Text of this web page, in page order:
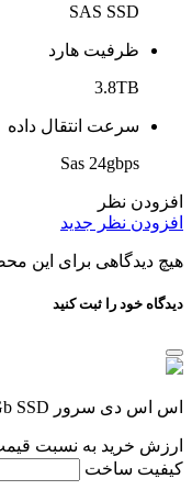
SAS SSD
ظرفیت هارد
3.8TB
سرعت انتقال داده
Sas 24gbps
افزودن نظر
افزودن نظر جدید
هیچ دیدگاهی برای این
دیدگاه خود را ثبت کنید
اس اس دی سرور Samsung PM1653 3.8TB SAS 12Gb SSD
ارزش خرید به نسبت
کیفیت ساخت